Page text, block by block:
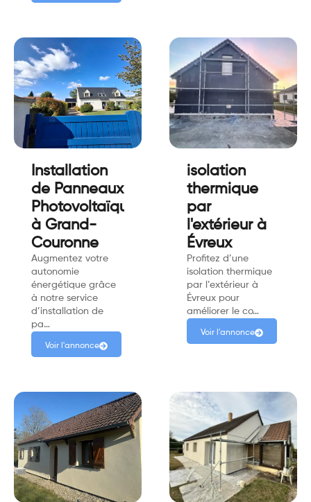
Installation
de Panneaux
Photovoltaïques
à Grand-
Couronne
Augmentez votre
autonomie
énergétique grâce
à notre service
d’installation de
pa…
Voir l'annonce
isolation
thermique
par
l'extérieur à
Évreux
Profitez d’une
isolation thermique
par l’extérieur à
Évreux pour
améliorer le co…
Voir l'annonce